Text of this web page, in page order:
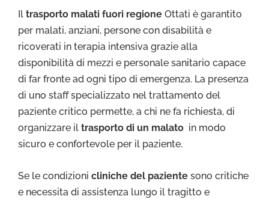
Il trasporto malati fuori regione Ottati è garantito
per malati, anziani, persone con disabilità e
ricoverati in terapia intensiva grazie alla
disponibilità di mezzi e personale sanitario capace
di far fronte ad ogni tipo di emergenza. La presenza
di uno staff specializzato nel trattamento del
paziente critico permette, a chi ne fa richiesta, di
organizzare il trasporto di un malato in modo
sicuro e confortevole per il paziente.
Se le condizioni cliniche del paziente sono critiche
e necessita di assistenza lungo il tragitto e